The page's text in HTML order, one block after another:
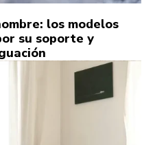
los modelos
su soporte y